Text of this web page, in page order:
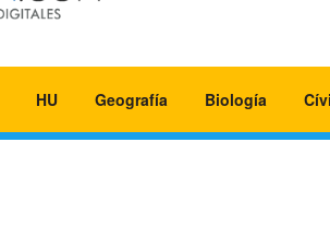
HU Geografía Biología